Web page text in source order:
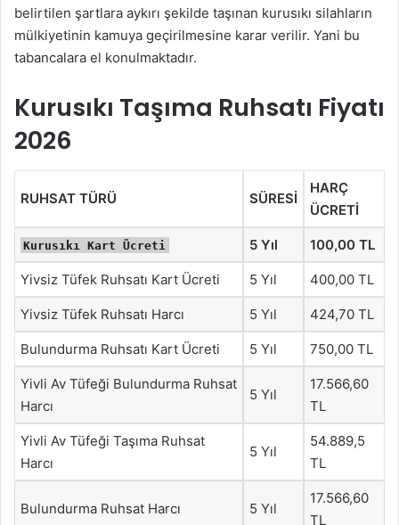
belirtilen şartlara aykırı şekilde taşınan kurusıkı silahların
mülkiyetinin kamuya geçirilmesine karar verilir. Yani bu
tabancalara el konulmaktadır.
Kurusıkı Taşıma Ruhsatı Fiyatı
2026
RUHSAT TÜRÜ SÜRESİ
HARÇ
ÜCRETİ
Kurusıkı Kart Ücreti 5 Yıl 100,00 TL
Yivsiz Tüfek Ruhsatı Kart Ücreti 5 Yıl 400,00 TL
Yivsiz Tüfek Ruhsatı Harcı 5 Yıl 424,70 TL
Bulundurma Ruhsatı Kart Ücreti 5 Yıl 750,00 TL
Yivli Av Tüfeği Bulundurma Ruhsat
Harcı
5 Yıl
17.566,60
TL
Yivli Av Tüfeği Taşıma Ruhsat
Harcı
5 Yıl
54.889,5
TL
Bulundurma Ruhsat Harcı 5 Yıl
17.566,60
TL